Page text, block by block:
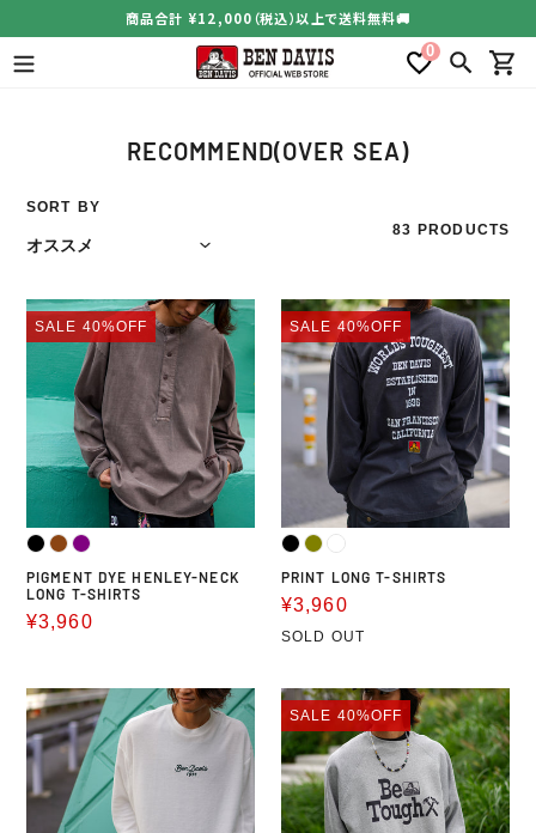
ン
テ
商品合計 ¥12,000（税込）以上で送料無料🚚
0
検索 カ
コ
ン
:
RECOMMEND(OVER SEA)
SORT BY
83 PRODUCTS
PIGMENT
DYE
HENLEY-
NECK
LONG
T-
SHIRTS
PIGMENT DYE HENLEY-NECK
LONG T-SHIRTS
販
格
¥3,960
SALE 40%OFF
PRINT
LONG
T-
SHIRTS
PRINT LONG T-SHIRTS
販
売
格
¥3,960
SALE 40%OFF
SOLD OUT
EMBRO
WAFFLE
LONG
TEE
PRINT
SWEAT
CREW
SALE 40%OFF